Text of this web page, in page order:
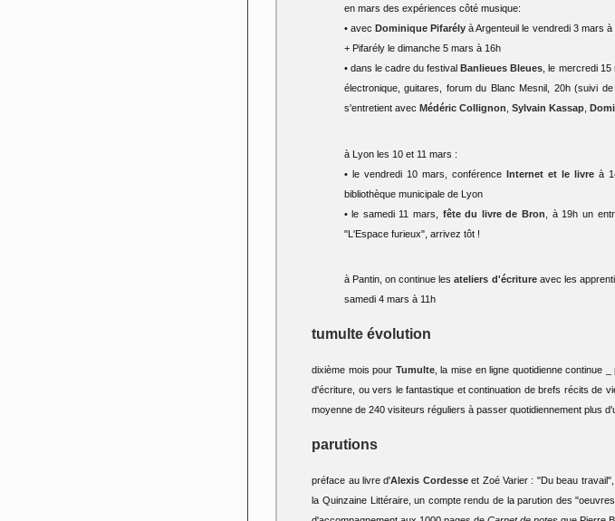
en mars des expériences côté musique:
• avec Dominique Pifarély à Argenteuil le vendredi 3 mars
+ Pifarély le dimanche 5 mars à 16h
• dans le cadre du festivalBanlieues Bleues , le mercredi
électronique, guitares, forum du Blanc Mesnil, 20h (suivi
s'entretient avec Médéric Collignon Sylvain Kassap,
à Lyon les 10 et 11 mars :
• le vendredi 10 mars, conférence Internet et le livreà
bibliothèque municipale de Lyon
• le samedi 11 mars, fête du livre de Bron , à 19h un
"L'Espace furieux", arrivez tôt !
à Pantin, on continue lesateliers d'écritureavec les
samedi 4 mars à 11h
tumulte évolution
dixième mois pour Tumulte, la mise en ligne quotidienne continue
d'écriture, ou vers le fantastique et continuation de brefs récits de
moyenne de 240 visiteurs réguliers à passer quotidiennement plus
parutions
préface au livre d'Alexis Cordesseet Zoé Varier : "Du beau
la Quinzaine Littéraire, un compte rendu de la parution des